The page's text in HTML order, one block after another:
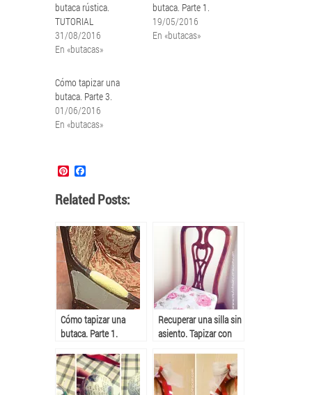
butaca rústica.
TUTORIAL
31/08/2016
En «butacas»
butaca. Parte 1.
19/05/2016
En «butacas»
Cómo tapizar una
butaca. Parte 3.
01/06/2016
En «butacas»
Pinterest
Related Posts:
Cómo tapizar una
butaca. Parte 1.
Recuperar una silla sin
asiento. Tapizar con